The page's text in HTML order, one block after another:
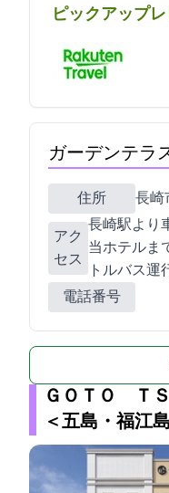
ピックアップ
ガーデンテラ
住所 長崎
アク
セス
長崎駅より
当ホテルまで
トルバス運
電話番号
ＧＯＴＯ Ｔ
＜五島・福江